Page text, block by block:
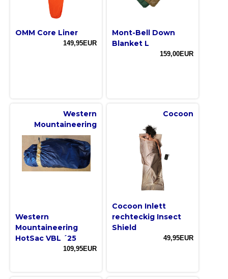
OMM Core Liner
149,95EUR
Mont-Bell Down
Blanket L
159,00EUR
Western
Mountaineering
Western
Mountaineering
HotSac VBL ´25
109,95EUR
Cocoon
Cocoon Inlett
rechteckig Insect
Shield
49,95EUR